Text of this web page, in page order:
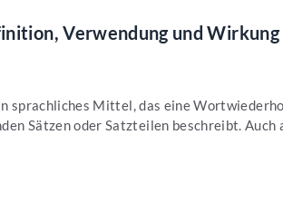
Verwendung und Wirkung
sprachliches Mittel, das eine
Sätzen oder Satzteilen beschreibt.